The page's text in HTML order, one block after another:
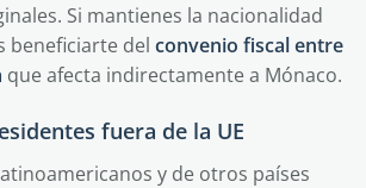
Si mantienes la nacionalidad
beneficiarte del convenio fiscal entre
que afecta indirectamente a Mónaco.
fuera de la UE
y de otros países